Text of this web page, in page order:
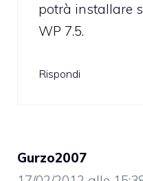
potrà installare
WP 7.5.
Rispondi
Gurzo2007